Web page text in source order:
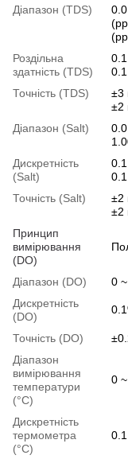
Діапазон (TDS)
Роздільна
здатність (TDS)
Точність (TDS)
±3
±2
Діапазон (Salt)
Дискретність
(Salt)
Точність (Salt)
±2
±2
Принцип
вимірювання
(DO)
Діапазон (DO)
0
Дискретність
(DO)
Точність (DO)
Діапазон
вимірювання
температури
(°C)
0
Дискретність
термометра
(°C)